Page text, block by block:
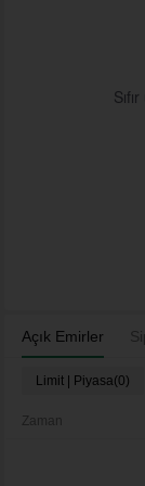
Açık Emirler
Limit | Piyasa(0)
Zaman